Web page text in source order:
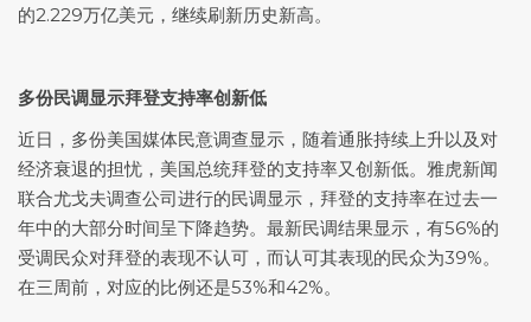
的2.229万亿美元，继续刷新历史新高。
多份民调显示拜登支持率创新低
近日，多份美国媒体民意调查显示，随着通胀持续上升以及对
经济衰退的担忧，美国总统拜登的支持率又创新低。雅虎新闻
联合尤戈夫调查公司进行的民调显示，拜登的支持率在过去一
年中的大部分时间呈下降趋势。最新民调结果显示，有56%的
受调民众对拜登的表现不认可，而认可其表现的民众为39%。
在三周前，对应的比例还是53%和42%。